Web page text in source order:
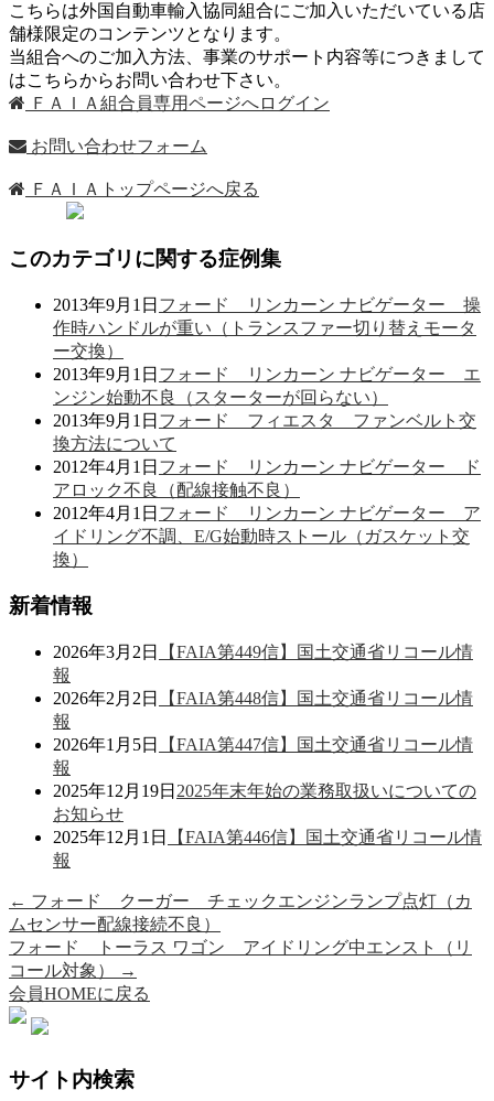
こちらは外国自動車輸入協同組合にご加入いただいている店
舗様限定のコンテンツとなります。
当組合へのご加入方法、事業のサポート内容等につきまして
はこちらからお問い合わせ下さい。
ＦＡＩＡ組合員専用ページへログイン
お問い合わせフォーム
ＦＡＩＡトップページへ戻る
このカテゴリに関する症例集
2013年9月1日 フォード リンカーン ナビゲーター 操
作時ハンドルが重い（トランスファー切り替えモータ
ー交換）
2013年9月1日 フォード リンカーン ナビゲーター エ
ンジン始動不良（スターターが回らない）
2013年9月1日 フォード フィエスタ ファンベルト交
換方法について
2012年4月1日 フォード リンカーン ナビゲーター ド
アロック不良（配線接触不良）
2012年4月1日 フォード リンカーン ナビゲーター ア
イドリング不調、E/G始動時ストール（ガスケット交
換）
新着情報
2026年3月2日
【FAIA第449信】国土交通省リコール情
報
2026年2月2日
【FAIA第448信】国土交通省リコール情
報
2026年1月5日
【FAIA第447信】国土交通省リコール情
報
2025年12月19日 2025年末年始の業務取扱いについての
お知らせ
2025年12月1日
【FAIA第446信】国土交通省リコール情
報
← フォード クーガー チェックエンジンランプ点灯（カ
ムセンサー配線接続不良）
フォード トーラス ワゴン アイドリング中エンスト（リ
コール対象）
→
会員HOMEに戻る
サイト内検索